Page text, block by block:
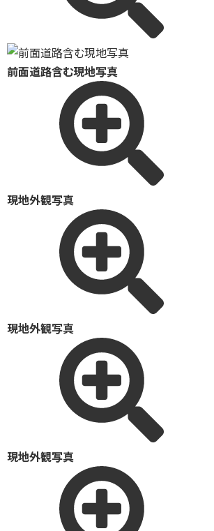
前面道路含む現地写真
現地外観写真
現地外観写真
現地外観写真